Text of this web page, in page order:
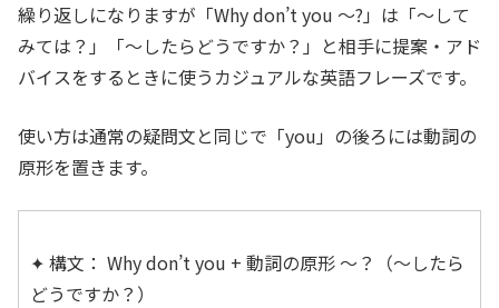
繰り返しになりますが「Why don’t you ～?」 は「〜して
みては？」「〜したらどうですか？」と相手に提案・アド
バイスをするときに使うカジュアルな英語フレーズです。
使い方は通常の疑問文と同じで「you」の後ろには動詞の
原形を置きます。
✦ 構文： Why don’t you + 動詞の原形 ～？（〜したら
どうですか？）